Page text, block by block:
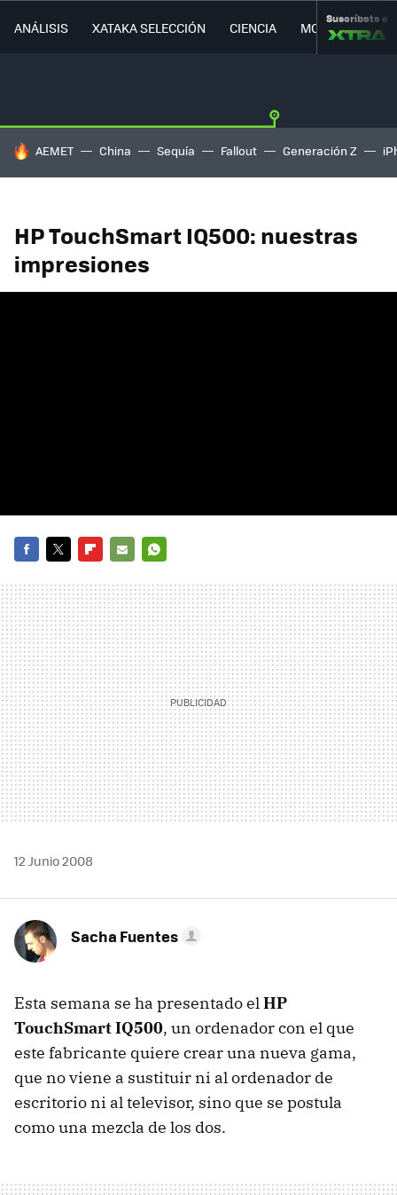
ANÁLISIS XATAKA SELECCIÓN CIENCIA MOVILIDAD
Suscríbete a
HOY SE HABLA DE
AEMET China Sequía Fallout Generación Z
HP TouchSmart IQ500: nuestras
impresiones
MAIL
12 Junio 2008
Sacha Fuentes
Esta semana se ha presentado elHP
TouchSmart IQ500, un ordenador con el que
este fabricante quiere crear una nueva gama,
que no viene a sustituir ni al ordenador de
escritorio ni al televisor, sino que se postula
como una mezcla de los dos.